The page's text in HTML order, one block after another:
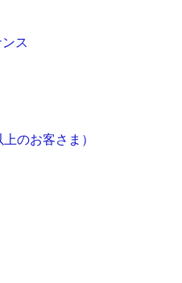
ス
のお客さま）